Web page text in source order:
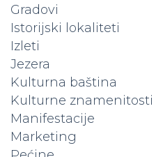
Gradovi
Istorijski lokaliteti
Izleti
Jezera
Kulturna baština
Kulturne znamenitosti
Manifestacije
Marketing